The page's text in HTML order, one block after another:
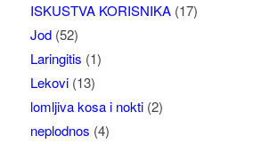
ISKUSTVA KORISNIKA(17)
Jod(52)
Laringitis (1)
Lekovi(13)
lomljiva kosa i nokti(2)
neplodnos (4)